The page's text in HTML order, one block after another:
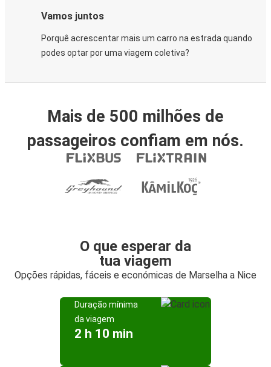
Vamos juntos
Porquê acrescentar mais um carro na estrada quando
podes optar por uma viagem coletiva?
Mais de 500 milhões de
passageiros confiam em nós.
O que esperar da
tua viagem
Opções rápidas, fáceis e económicas de Marselha a Nice
Duração mínima
da viagem
2 h 10 min